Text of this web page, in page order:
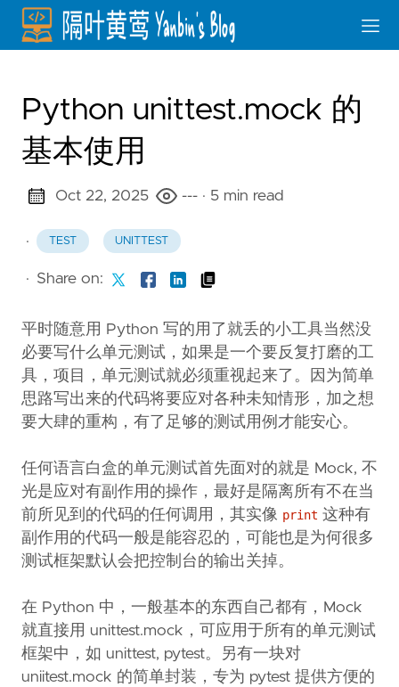
Python unittest.mock 的
基本使用
Oct 22, 2025 --- · 5 min read
· TEST UNITTEST
· Share on:
平时随意用 Python 写的用了就丢的小工具当然没
必要写什么单元测试，如果是一个要反复打磨的工
具，项目，单元测试就必须重视起来了。因为简单
思路写出来的代码将要应对各种未知情形，加之想
要大肆的重构，有了足够的测试用例才能安心。
任何语言白盒的单元测试首先面对的就是 Mock, 不
光是应对有副作用的操作，最好是隔离所有不在当
前所见到的代码的任何调用，其实像 print 这种有
副作用的代码一般是能容忍的，可能也是为何很多
测试框架默认会把控制台的输出关掉。
在 Python 中，一般基本的东西自己都有，Mock
就直接用 unittest.mock，可应用于所有的单元测试
框架中，如 unittest, pytest。另有一块对
uniitest.mock 的简单封装，专为 pytest 提供方便的